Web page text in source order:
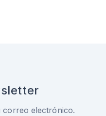
correo electrónico.